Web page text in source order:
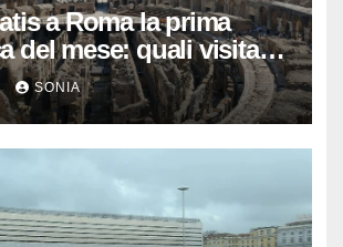
a Roma la prima
del mese: quali visitare
musei, siti
e castelli anche nei
SONIA